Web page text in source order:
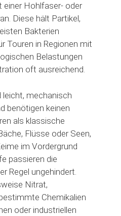
Hohlfaser- oder
Diese hält Partikel,
Bakterien
Touren in Regionen mit
Belastungen
oft ausreichend.
mechanisch
benötigen keinen
als klassische
Flüsse oder Seen,
im Vordergrund
passieren die
Regel ungehindert.
Nitrat,
Chemikalien
oder industriellen